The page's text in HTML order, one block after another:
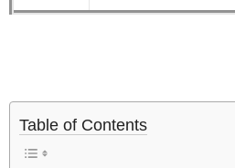
Table of Contents